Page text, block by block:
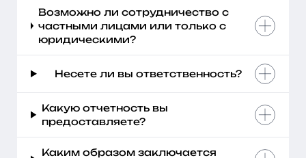
Возможно ли сотрудничество с
частными лицами или только с
юридическими?
Несете ли вы ответственность?
Какую отчетность вы
предоставляете?
Каким образом заключается